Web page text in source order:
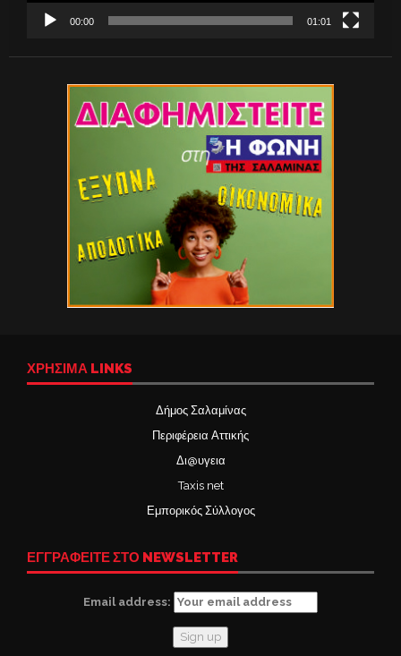
00:00 01:01
ΧΡΉΣΙΜΑ LINKS
Δήμος Σαλαμίνας
Περιφέρεια Αττικής
Δι@υγεια
Taxis net
Εμπορικός Σύλλογος
ΕΓΓΡΑΦΕΙΤΕ ΣΤΟ NEWSLETTER
Email address: